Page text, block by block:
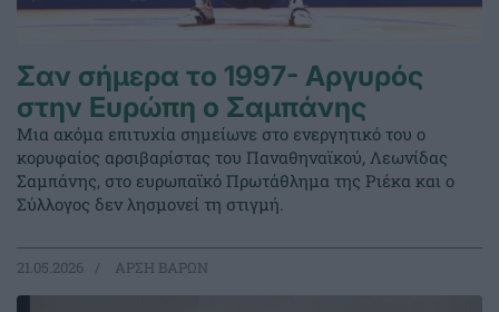
Σαν σήμερα το 1997- Αργυρός
στην Ευρώπη ο Σαμπάνης
Μια ακόμα επιτυχία σημείωνε στο ενεργητικό του ο
κορυφαίος αρσιβαρίστας του Παναθηναϊκού, Λεωνίδας
Σαμπάνης, στο ευρωπαϊκό Πρωτάθλημα της Ριέκα και ο
Σύλλογος δεν λησμονεί τη στιγμή.
21.05.2026 ΑΡΣΗ ΒΑΡΩΝ